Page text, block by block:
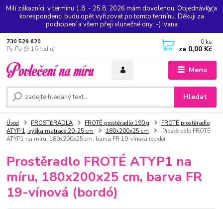
Milí zákazníci, v termínu 1.8. - 25.8. 2026 mám dovolenou. Objednávky a
korespondenci budu opět vyřizovat po tomto termínu. Děkuji za
pochopení a všem přeji slunečné dny :-) Ivana
Menu
Hledat
730 529 620
Po-Pá (9-16 hodin)
0 ks
za 0,00 Kč
Úvod PROSTĚRADLA FROTÉ prostěradlo 190 g
FROTÉ prostěradlo
ATYP 1, výška matrace 20-25 cm
180x200x25 cm
Prostěradlo FROTÉ
ATYP1 na míru, 180x200x25 cm, barva FR 19-vínová (bordó)
Prostěradlo FROTÉ ATYP1 na
míru, 180x200x25 cm, barva FR
19-vínová (bordó)